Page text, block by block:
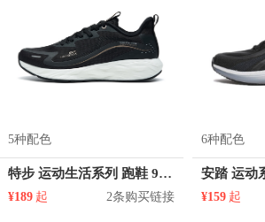
5种配色
特步 运动生活系列 跑鞋 979318110214
¥189 起 2条购买链接
6种配色
¥159 起